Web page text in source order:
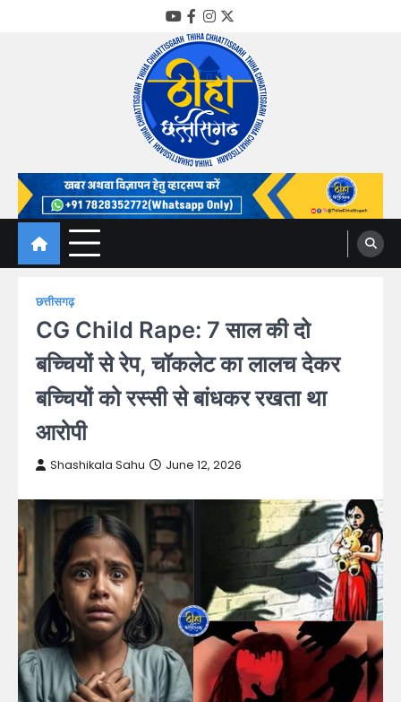
YouTube
Facebook
Instagram
Twitter
Thiha Chhattisgarh
गोठ जन-जन के
छत्तीसगढ़
CG Child Rape: 7 साल की दो
बच्चियों से रेप, चॉकलेट का लालच देकर
बच्चियों को रस्सी से बांधकर रखता था
आरोपी
Shashikala Sahu June 12, 2026